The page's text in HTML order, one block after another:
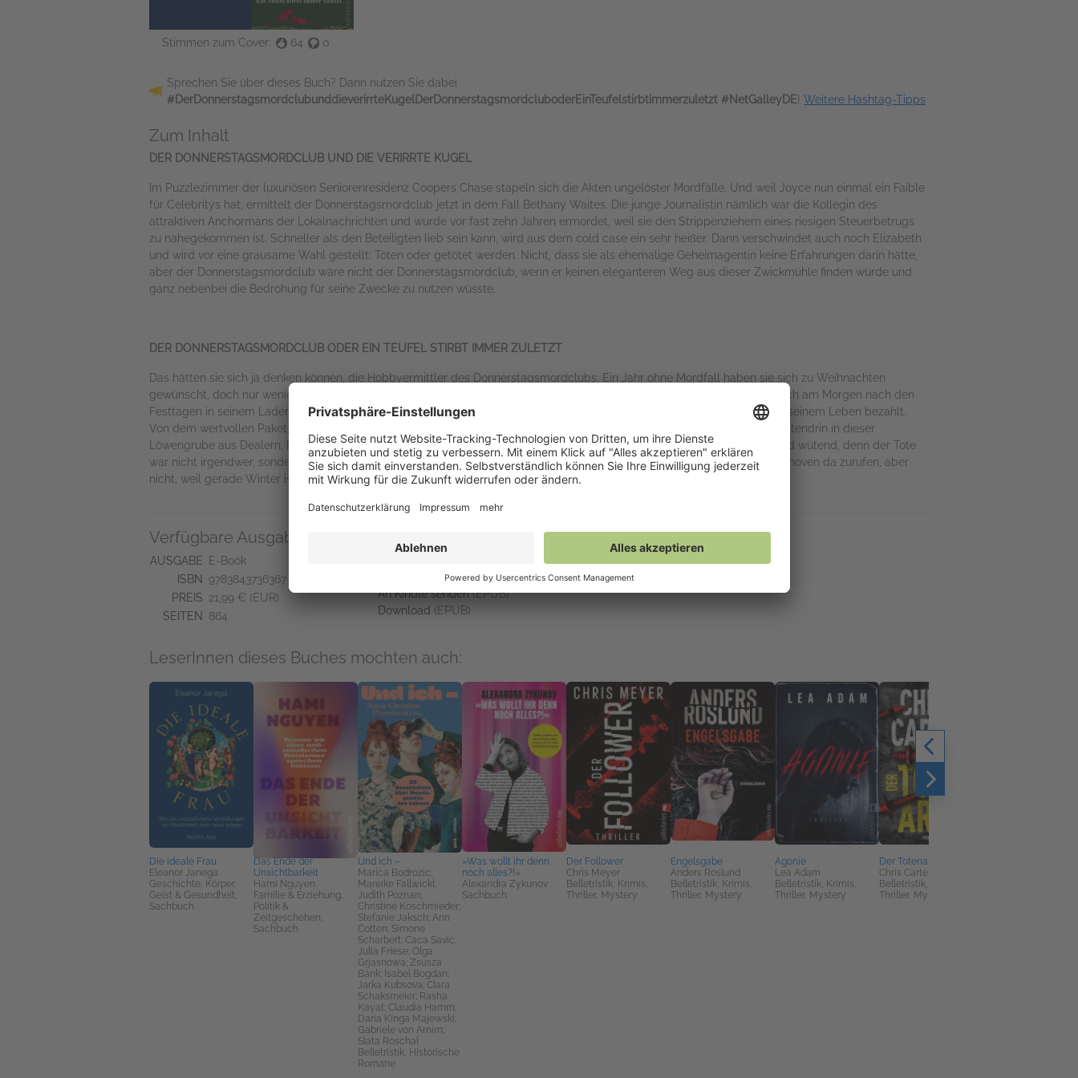
Stimmen zum Cover: 64 0
Sprechen Sie über dieses Buch? Dann nutzen Sie dabei
#DerDonnerstagsmordclubunddieverirrteKugelDerDonnerstagsmordcluboderEinTeufelstirbtimmerzuletzt #NetGalleyDE! Weitere Hashtag-Tipps
Zum Inhalt
DER DONNERSTAGSMORDCLUB UND DIE VERIRRTE KUGEL
Im Puzzlezimmer der luxuriösen Seniorenresidenz Coopers Chase stapeln sich die Akten ungelöster Mordfälle. Und weil Joyce nun einmal ein Faible
für Celebritys hat, ermittelt der Donnerstagsmordclub jetzt in dem Fall Bethany Waites. Die junge Journalistin nämlich war die Kollegin des
attraktiven Anchormans der Lokalnachrichten und wurde vor fast zehn Jahren ermordet, weil sie den Strippenziehern eines riesigen Steuerbetrugs
zu nahegekommen ist. Schneller als den Beteiligten lieb sein kann, wird aus dem cold case ein sehr heißer. Dann verschwindet auch noch Elizabeth
und wird vor eine grausame Wahl gestellt: Töten oder getötet werden. Nicht, dass sie als ehemalige Geheimagentin keine Erfahrungen darin hätte,
aber der Donnerstagsmordclub wäre nicht der Donnerstagsmordclub, wenn er keinen eleganteren Weg aus dieser Zwickmühle finden würde und
ganz nebenbei die Bedrohung für seine Zwecke zu nutzen wüsste.
DER DONNERSTAGSMORDCLUB ODER EIN TEUFEL STIRBT IMMER ZULETZT
Das hätten sie sich ja denken können, die Hobbyermittler des Donnerstagsmordclubs. Ein Jahr ohne Mordfall haben sie sich zu Weihnachten
gewünscht, doch nur wenig später – dahin der fromme Wunsch. Der Tote: Kuldesh Shamar, ein Antiquitätenhändler, der sich am Morgen nach den
Festtagen in seinem Laden einfindet und unglücklicherweise in ein Drogengeschäft verwickelt wird, was er am Abend mit seinem Leben bezahlt.
Von dem wertvollen Paket, das er aufbewahren sollte, aber fehlt jede Spur. Nicht unbedingt zur Freude der Beteiligten. Mittendrin in dieser
Löwengrube aus Dealern, Fälschern und Betrügern, die dem Paket hinterherjagen, die vier aus Coopers Chase. Und sie sind wütend, denn der Tote
war nicht irgendwer, sondern ein alter Freund von Elizabeths Ehemann Stephen. Zieht euch warm an, möchte man den Ganoven da zurufen, aber
nicht, weil gerade Winter ist.
Verfügbare Ausgaben
AUSGABE
E-Book
ISBN
9783843736367
PREIS 21,99 € (EUR)
SEITEN
864
Auf NetGalley verfügbar
NetGalley Bücherregal App(EPUB)
An Kindle senden(EPUB)
Download (EPUB)
LeserInnen dieses Buches mochten auch:
Die ideale Frau
Eleanor Janega
Geschichte, Körper,
Geist & Gesundheit,
Sachbuch
Das Ende der
Unsichtbarkeit
Hami Nguyen
Familie & Erziehung,
Politik &
Zeitgeschehen,
Sachbuch
Und ich –
Marica Bodrozic;
Mareike Fallwickl;
Judith Poznan;
Christine Koschmieder;
Stefanie Jaksch; Ann
Cotten; Simone
Scharbert; Caca Savić;
Julia Friese; Olga
Grjasnowa; Zsusza
Bánk; Isabel Bogdan;
Jarka Kubsova; Clara
Schaksmeier; Rasha
Kayat; Claudia Hamm;
Daria Kinga Majewski;
Gabriele von Arnim;
Slata Roschal
Belletristik, Historische
Romane
»Was wollt ihr denn
noch alles?!«
Alexandra Zykunov
Sachbuch
Der Follower
Chris Meyer
Belletristik, Krimis,
Thriller, Mystery
Engelsgabe
Anders Roslund
Belletristik, Krimis,
Thriller, Mystery
Agonie
Lea Adam
Belletristik, Krimis,
Thriller, Mystery
Der Totenarzt
Chris Carter
Belletristik, Krimis,
Thriller, Mystery